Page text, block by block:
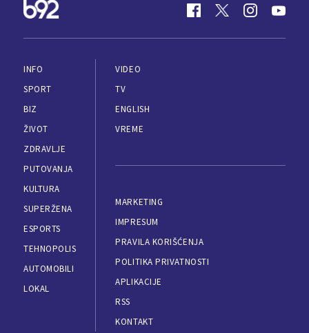
INFO
SPORT
BIZ
ŽIVOT
ZDRAVLJE
PUTOVANJA
KULTURA
SUPERŽENA
ESPORTS
TEHNOPOLIS
AUTOMOBILI
LOKAL
VIDEO
TV
ENGLISH
VREME
MARKETING
IMPRESUM
PRAVILA KORIŠĆENJA
POLITIKA PRIVATNOSTI
APLIKACIJE
RSS
KONTAKT